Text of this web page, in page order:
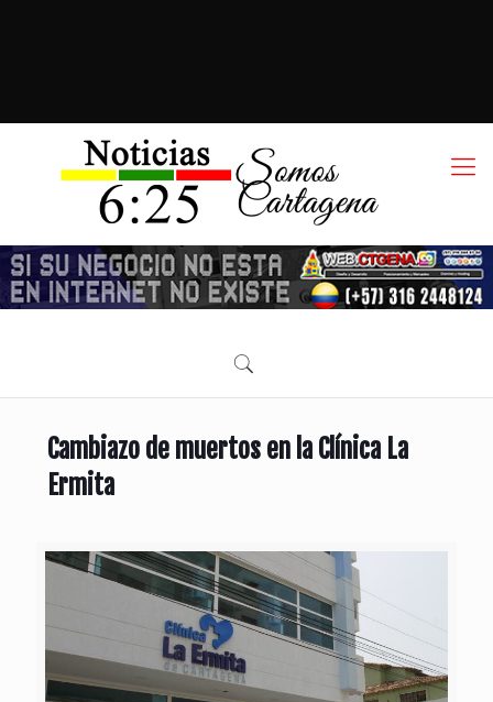
Cambiazo de muertos en la Clínica La
Ermita